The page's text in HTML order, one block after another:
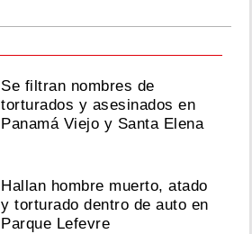
Se filtran nombres de
torturados y asesinados en
Panamá Viejo y Santa Elena
Hallan hombre muerto, atado
y torturado dentro de auto en
Parque Lefevre